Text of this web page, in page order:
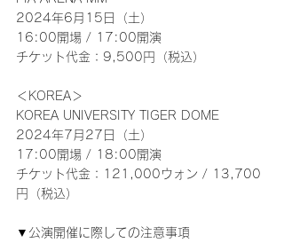
2024年6月15日（土）
16:00開場 / 17:00開演
チケット代金：9,500円（税込）
＜KOREA＞
KOREA UNIVERSITY TIGER DOME
2024年7月27日（土）
17:00開場 / 18:00開演
チケット代金：121,000ウォン / 13,700
円（税込）
▼公演開催に際しての注意事項